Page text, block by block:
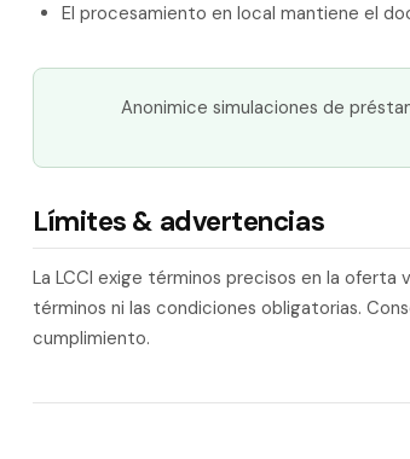
El procesamiento en local mantiene el
Anonimice simulaciones de
Límites & advertencias
La LCCI exige términos precisos en la oferta
términos ni las condiciones obligatorias.
cumplimiento.